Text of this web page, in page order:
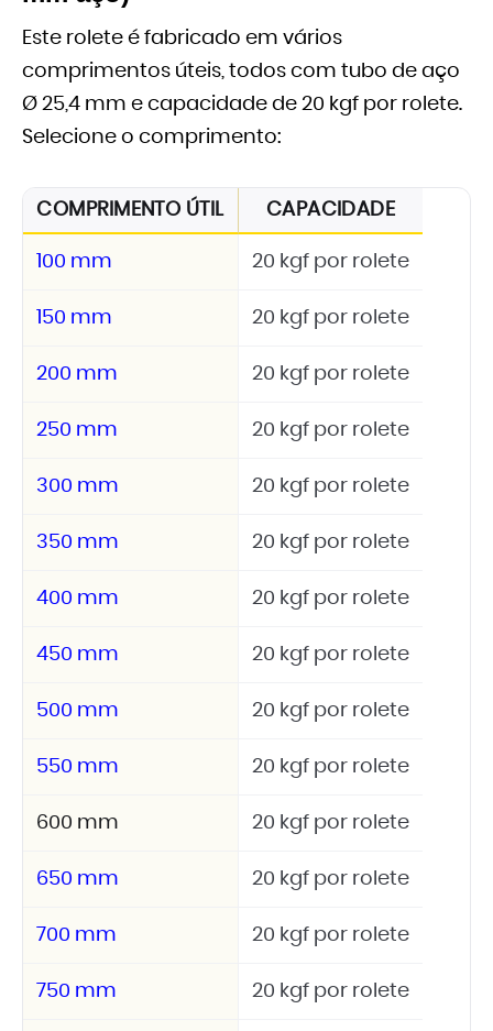
Este rolete é fabricado em vários
comprimentos úteis, todos com tubo de aço
Ø 25,4 mm e capacidade de 20 kgf por rolete.
Selecione o comprimento:
COMPRIMENTO ÚTIL CAPACIDADE
100 mm 20 kgf por rolete
150 mm 20 kgf por rolete
200 mm 20 kgf por rolete
250 mm 20 kgf por rolete
300 mm 20 kgf por rolete
350 mm 20 kgf por rolete
400 mm 20 kgf por rolete
450 mm 20 kgf por rolete
500 mm 20 kgf por rolete
550 mm 20 kgf por rolete
600 mm 20 kgf por rolete
650 mm 20 kgf por rolete
700 mm 20 kgf por rolete
750 mm 20 kgf por rolete